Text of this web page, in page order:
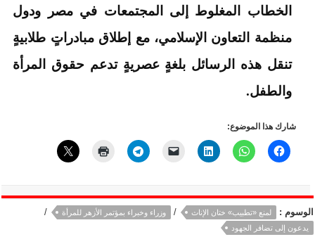
الخطاب المغلوط إلى المجتمعات في مصر ودول
منظمة التعاون الإسلامي، مع إطلاق مبادراتٍ طلابيةٍ
تنقل هذه الرسائل بلغةٍ عصريةٍ تدعم حقوق المرأة
والطفل.
شارك هذا الموضوع:
الوسوم : لمنع «تطبيب» ختان الإناث / وزراء وخبراء بمؤتمر الأزهر للمرأة /
يدعون إلى تضافر الجهود